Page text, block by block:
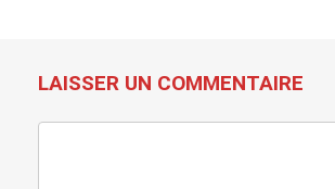
LAISSER UN COMMENTAIRE